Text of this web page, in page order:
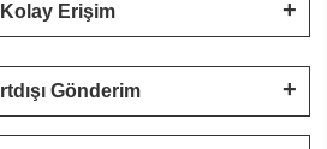
Kolay Erişim
Gönderim